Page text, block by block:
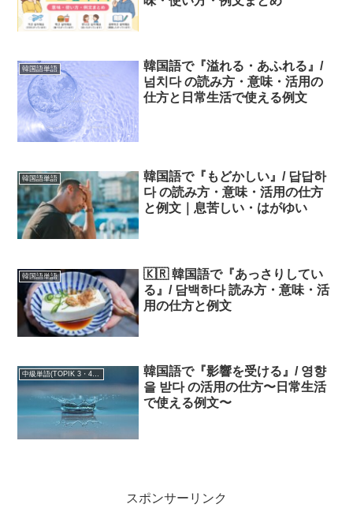
韓国語単語
韓国語で『溢れる・あふれる』/
넘치다 の読み方・意味・活用の
仕方と日常生活で使える例文
韓国語単語
韓国語で『もどかしい』/ 답답하
다 の読み方・意味・活用の仕方
と例文｜息苦しい・はがゆい
韓国語単語
🇰🇷 韓国語で『あっさりしてい
る』/ 담백하다 読み方・意味・活
用の仕方と例文
韓国語で『影響を受ける』/ 영향
을 받다 の活用の仕方〜日常生活
で使える例文〜
スポンサーリンク